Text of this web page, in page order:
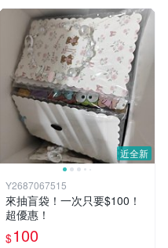
近全新
Y2687067515
來抽盲袋！一次只要$100！
超優惠！
$100